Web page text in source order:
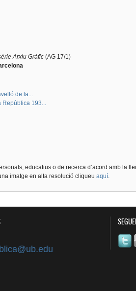
Arxiu Gràfic(AG 17/1)
de la...
República 193...
educatius o de recerca d’acord amb la
imatge en alta resolució cliqueu aquí.